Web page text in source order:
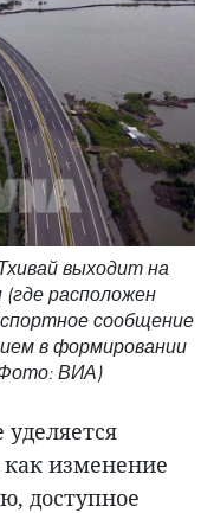
выходит на
расположен
сообщение
в формировании
ВИА)
изменение
доступное